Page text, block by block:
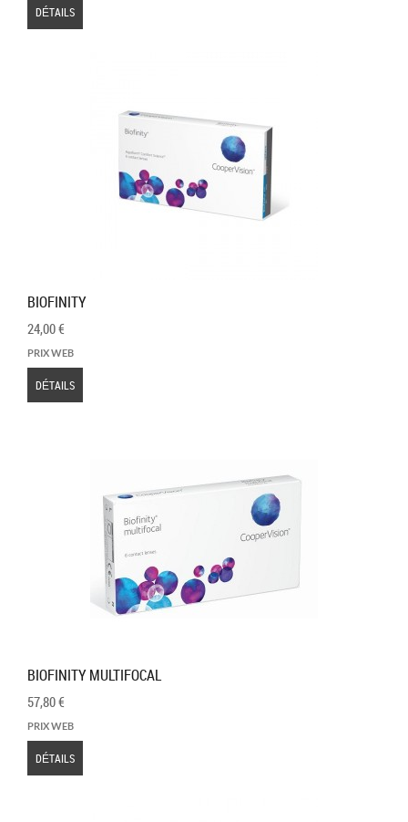
DÉTAILS
BIOFINITY
24,00 €
PRIX WEB
DÉTAILS
BIOFINITY MULTIFOCAL
57,80 €
PRIX WEB
DÉTAILS